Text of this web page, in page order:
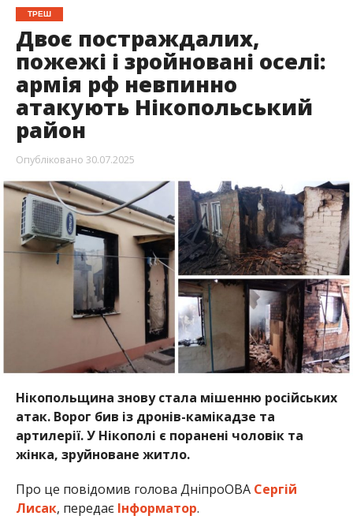
Нікопольщина знову стала мішенню російських
атак. Ворог бив із дронів-камікадзе та
артилерії. У Нікополі є поранені чоловік та
жінка, зруйноване житло.
Про це повідомив голова ДніпроОВАСергій
, передає Інформатор.
Вночі 30 липня росіяни обстріляли Нікополь,
Марганецьку та Покровську громади з артилерії
та FPV-дронів.
Удень 29 липня внаслідок атаки безпілотника в
Нікополі зайнявся приватний будинок і
господарська будівля. Поранень зазнали двоє
людей — 50-річна жінка та 57-річний чоловік. Їм
оперативно надали медичну допомогу, загрози